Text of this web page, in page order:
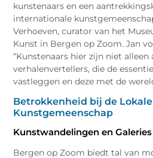
kunstenaars en een
internationale
Verhoeven, curator van het
Kunst in Bergen op Zoom. Jan
“Kunstenaars hier zijn niet
verhalenvertellers, die de
vastleggen en deze met de
Betrokkenheid bij de Lokale
Kunstgemeenschap
Kunstwandelingen en Galeries
Bergen op Zoom biedt tal van